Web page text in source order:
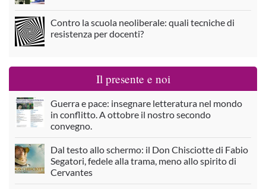
Contro la scuola neoliberale: quali tecniche di
resistenza per docenti?
Il presente e noi
Guerra e pace: insegnare letteratura nel mondo
in conflitto. A ottobre il nostro secondo
convegno.
Dal testo allo schermo: il Don Chisciotte di Fabio
Segatori, fedele alla trama, meno allo spirito di
Cervantes